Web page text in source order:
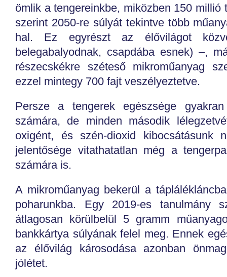
ömlik a tengereinkbe, miközben 150
szerint 2050-re súlyát tekintve több
hal. Ez egyrészt az élővilágot
belegabalyodnak, csapdába esnek) –,
részecskékre széteső mikroműanyag
ezzel mintegy 700 fajt veszélyeztetve.
Persze a tengerek egészsége
számára, de minden második
oxigént, és szén-dioxid
jelentősége vitathatatlan még a
számára is.
A mikroműanyag bekerül a
poharunkba. Egy 2019-es tanulmány
átlagosan körülbelül 5 gramm
bankkártya súlyának felel meg. Ennek
az élővilág károsodása azonban
jólétet.